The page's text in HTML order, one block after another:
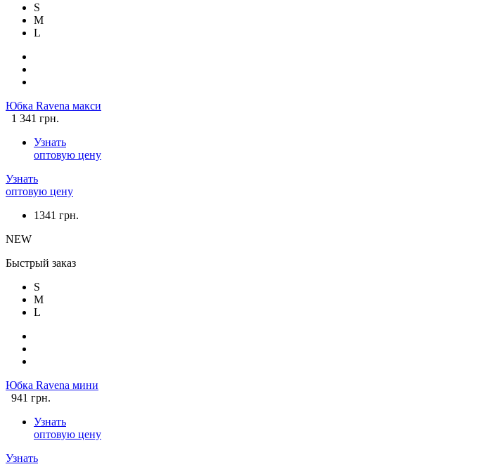
S
M
L
Юбка Ravena макси
1 341 грн.
Узнать
оптовую цену
Узнать
оптовую цену
1341 грн.
NEW
Быстрый заказ
S
M
L
Юбка Ravena мини
941 грн.
Узнать
оптовую цену
Узнать